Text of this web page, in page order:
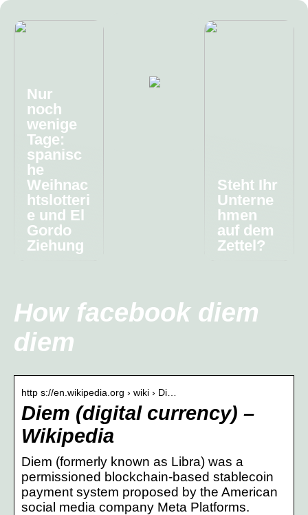
Nur
noch
wenige
Tage:
spanisc
he
Weihnac
htslotteri
e und El
Gordo
Ziehung
Steht Ihr
Unterne
hmen
auf dem
Zettel?
How facebook diem
diem
http s://en.wikipedia.org › wiki › Di…
Diem (digital currency) –
Wikipedia
Diem (formerly known as Libra) was a
permissioned blockchain-based stablecoin
payment system proposed by the American
social media company Meta Platforms.